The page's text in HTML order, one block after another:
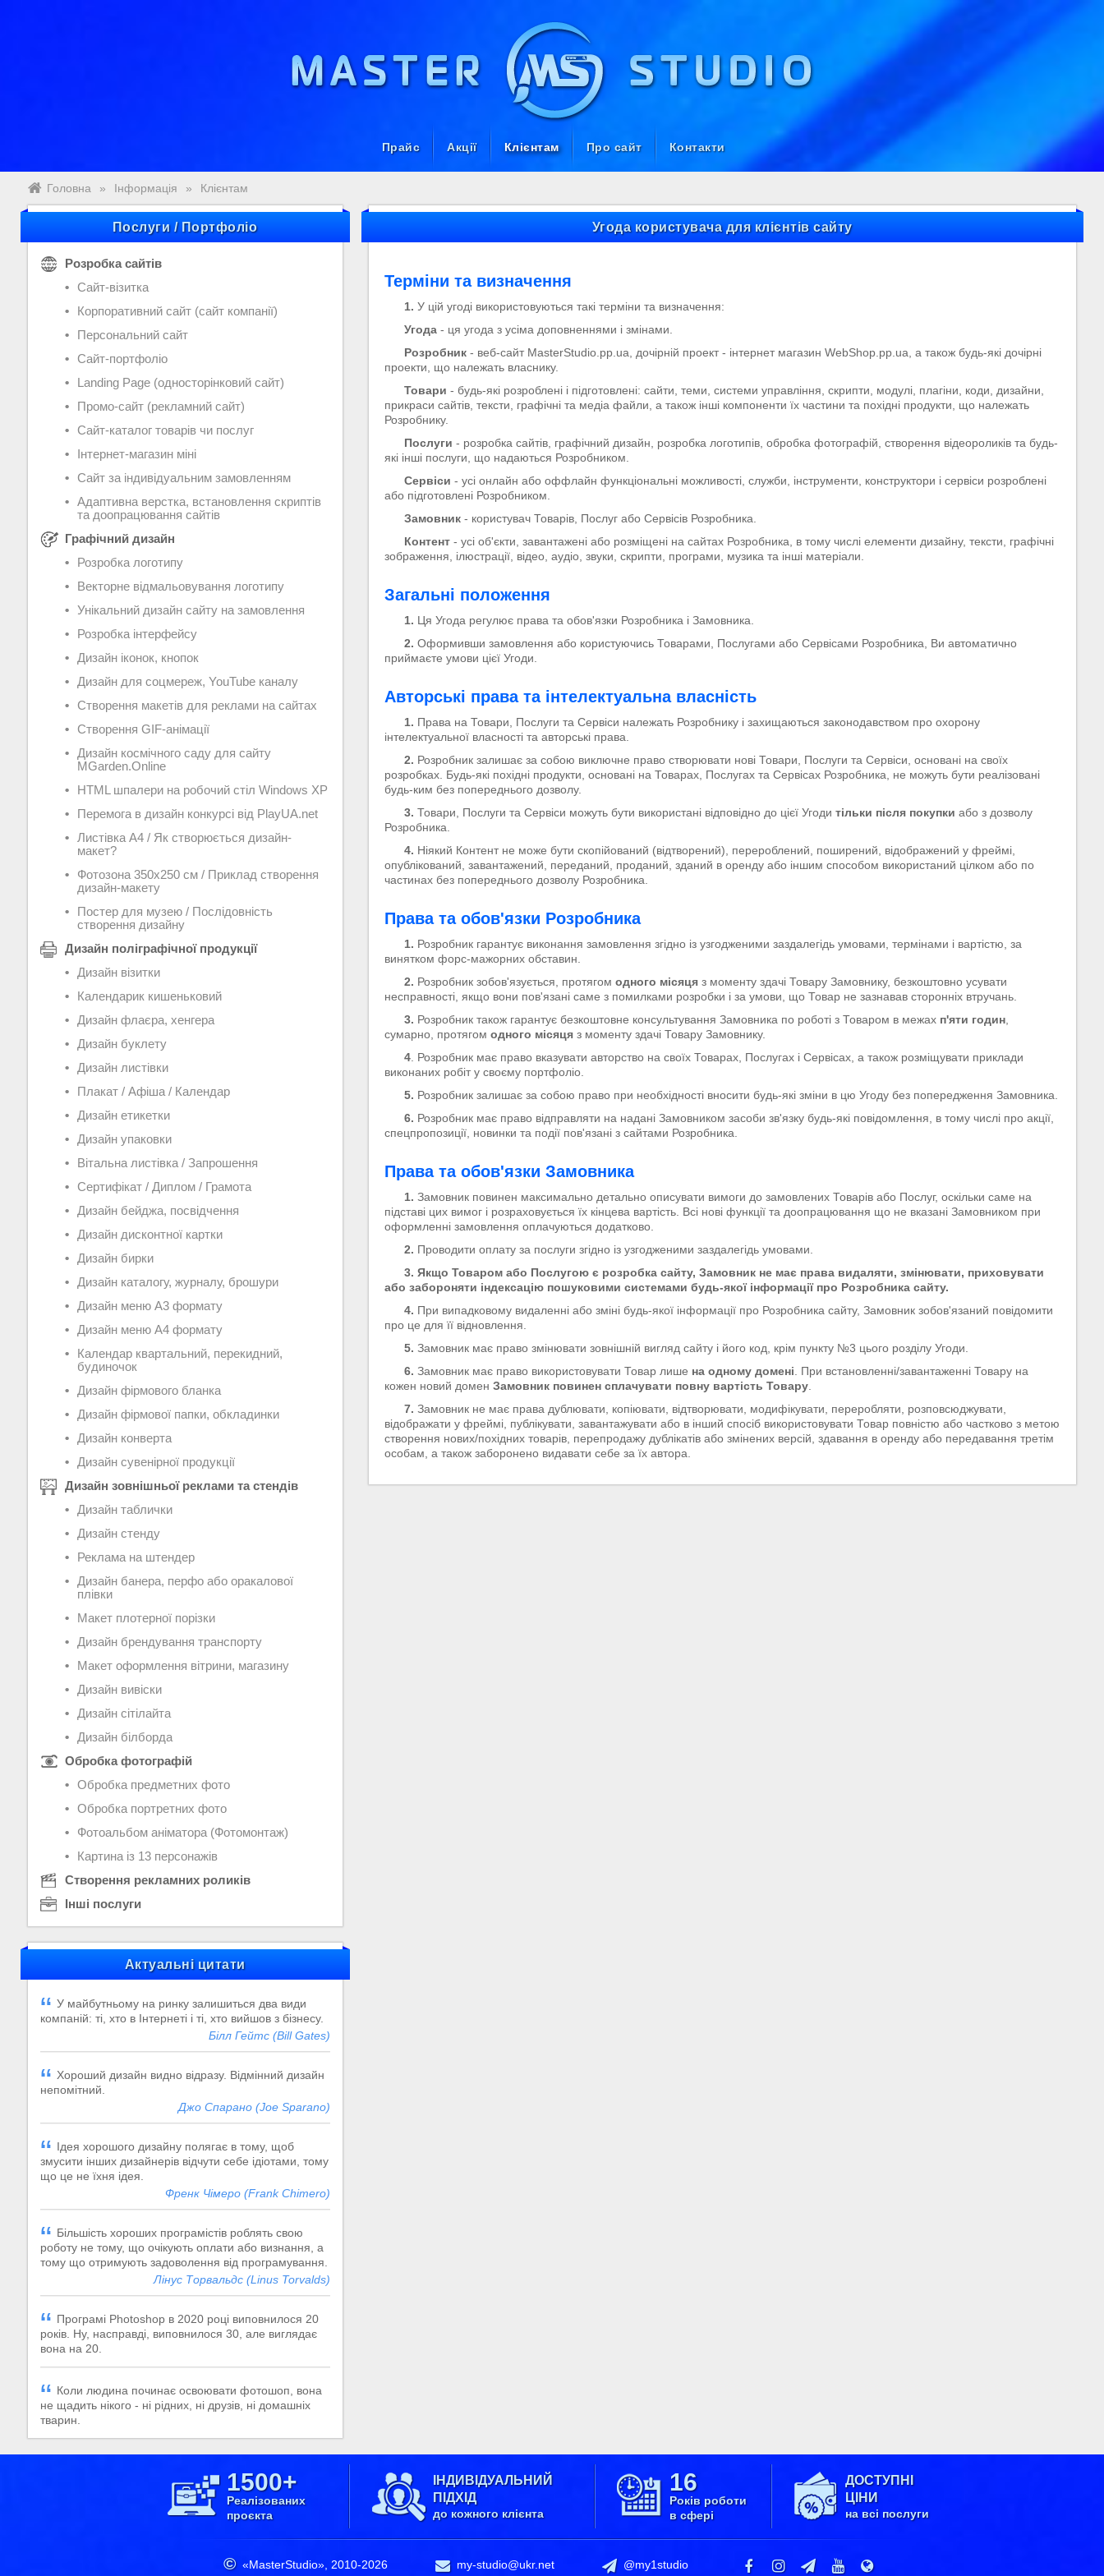
Прайс Акції Клієнтам Про сайт Контакти
Головна » Інформація » Клієнтам
Послуги / Портфоліо
Розробка сайтів
Сайт-візитка
Корпоративний сайт (сайт компанії)
Персональний сайт
Сайт-портфоліо
Landing Page (односторінковий сайт)
Промо-сайт (рекламний сайт)
Сайт-каталог товарів чи послуг
Інтернет-магазин міні
Сайт за індивідуальним замовленням
Адаптивна верстка, встановлення скриптів
та доопрацювання сайтів
Графічний дизайн
Розробка логотипу
Векторне відмальовування логотипу
Унікальний дизайн сайту на замовлення
Розробка інтерфейсу
Дизайн іконок, кнопок
Дизайн для соцмереж, YouTube каналу
Створення макетів для реклами на сайтах
Створення GIF-анімації
Дизайн космічного саду для сайту
MGarden.Online
HTML шпалери на робочий стіл Windows XP
Перемога в дизайн конкурсі від PlayUA.net
Листівка А4 / Як створюється дизайн-
макет?
Фотозона 350х250 см / Приклад створення
дизайн-макету
Постер для музею / Послідовність
створення дизайну
Дизайн поліграфічної продукції
Дизайн візитки
Календарик кишеньковий
Дизайн флаєра, хенгера
Дизайн буклету
Дизайн листівки
Плакат / Афіша / Календар
Дизайн етикетки
Дизайн упаковки
Вітальна листівка / Запрошення
Сертифікат / Диплом / Грамота
Дизайн бейджа, посвідчення
Дизайн дисконтної картки
Дизайн бирки
Дизайн каталогу, журналу, брошури
Дизайн меню А3 формату
Дизайн меню А4 формату
Календар квартальний, перекидний,
будиночок
Дизайн фірмового бланка
Дизайн фірмової папки, обкладинки
Дизайн конверта
Дизайн сувенірної продукції
Дизайн зовнішньої реклами та стендів
Дизайн таблички
Дизайн стенду
Реклама на штендер
Дизайн банера, перфо або оракалової
плівки
Макет плотерної порізки
Дизайн брендування транспорту
Макет оформлення вітрини, магазину
Дизайн вивіски
Дизайн сітілайта
Дизайн білборда
Обробка фотографій
Обробка предметних фото
Обробка портретних фото
Фотоальбом аніматора (Фотомонтаж)
Картина із 13 персонажів
Створення рекламних роликів
Інші послуги
Актуальні цитати
У майбутньому на ринку залишиться два види
компаній: ті, хто в Інтернеті і ті, хто вийшов з бізнесу.
Білл Гейтс (Bill Gates)
Хороший дизайн видно відразу. Відмінний дизайн
непомітний.
Джо Спарано (Joe Sparano)
Ідея хорошого дизайну полягає в тому, щоб
змусити інших дизайнерів відчути себе ідіотами, тому
що це не їхня ідея.
Френк Чімеро (Frank Chimero)
Більшість хороших програмістів роблять свою
роботу не тому, що очікують оплати або визнання, а
тому що отримують задоволення від програмування.
Лінус Торвальдс (Linus Torvalds)
Програмі Photoshop в 2020 році виповнилося 20
років. Ну, насправді, виповнилося 30, але виглядає
вона на 20.
Коли людина починає освоювати фотошоп, вона
не щадить нікого - ні рідних, ні друзів, ні домашніх
тварин.
Угода користувача для клієнтів сайту
Терміни та визначення
1. У цій угоді використовуються такі терміни та визначення:
Угода - ця угода з усіма доповненнями і змінами.
Розробник - веб-сайт MasterStudio.pp.ua, дочірній проект - інтернет магазин WebShop.pp.ua, а також будь-які дочірні
проекти, що належать власнику.
Товари - будь-які розроблені і підготовлені: сайти, теми, системи управління, скрипти, модулі, плагіни, коди, дизайни,
прикраси сайтів, тексти, графічні та медіа файли, а також інші компоненти їх частини та похідні продукти, що належать
Розробнику.
Послуги - розробка сайтів, графічний дизайн, розробка логотипів, обробка фотографій, створення відеороликів та будь-
які інші послуги, що надаються Розробником.
Сервіси - усі онлайн або оффлайн функціональні можливості, служби, інструменти, конструктори і сервіси розроблені
або підготовлені Розробником.
Замовник - користувач Товарів, Послуг або Сервісів Розробника.
Контент - усі об'єкти, завантажені або розміщені на сайтах Розробника, в тому числі елементи дизайну, тексти, графічні
зображення, ілюстрації, відео, аудіо, звуки, скрипти, програми, музика та інші матеріали.
Загальні положення
1. Ця Угода регулює права та обов'язки Розробника і Замовника.
2. Оформивши замовлення або користуючись Товарами, Послугами або Сервісами Розробника, Ви автоматично
приймаєте умови цієї Угоди.
Авторські права та інтелектуальна власність
1. Права на Товари, Послуги та Сервіси належать Розробнику і захищаються законодавством про охорону
інтелектуальної власності та авторські права.
2. Розробник залишає за собою виключне право створювати нові Товари, Послуги та Сервіси, основані на своїх
розробках. Будь-які похідні продукти, основані на Товарах, Послугах та Сервісах Розробника, не можуть бути реалізовані
будь-ким без попереднього дозволу.
3. Товари, Послуги та Сервіси можуть бути використані відповідно до цієї Угодитільки після покупки або з дозволу
Розробника.
4. Ніякий Контент не може бути скопійований (відтворений), перероблений, поширений, відображений у фреймі,
опублікований, завантажений, переданий, проданий, зданий в оренду або іншим способом використаний цілком або по
частинах без попереднього дозволу Розробника.
Права та обов'язки Розробника
1. Розробник гарантує виконання замовлення згідно із узгодженими заздалегідь умовами, термінами і вартістю, за
винятком форс-мажорних обставин.
2. Розробник зобов'язується, протягомодного місяця з моменту здачі Товару Замовнику, безкоштовно усувати
несправності, якщо вони пов'язані саме з помилками розробки і за умови, що Товар не зазнавав сторонніх втручань.
3. Розробник також гарантує безкоштовне консультування Замовника по роботі з Товаром в межах п'яти годин
сумарно, протягом одного місяцяз моменту здачі Товару Замовнику.
4 . Розробник має право вказувати авторство на своїх Товарах, Послугах і Сервісах, а також розміщувати приклади
виконаних робіт у своєму портфоліо.
5. Розробник залишає за собою право при необхідності вносити будь-які зміни в цю Угоду без попередження Замовника.
6. Розробник має право відправляти на надані Замовником засоби зв'язку будь-які повідомлення, в тому числі про акції,
спецпропозиції, новинки та події пов'язані з сайтами Розробника.
Права та обов'язки Замовника
1. Замовник повинен максимально детально описувати вимоги до замовлених Товарів або Послуг, оскільки саме на
підставі цих вимог і розраховується їх кінцева вартість. Всі нові функції та доопрацювання що не вказані Замовником при
оформленні замовлення оплачуються додатково.
2. Проводити оплату за послуги згідно із узгодженими заздалегідь умовами.
3. Якщо Товаром або Послугою є розробка сайту, Замовник не має права видаляти, змінювати, приховувати
або забороняти індексацію пошуковими системами будь-якої інформації про Розробника сайту.
4. При випадковому видаленні або зміні будь-якої інформації про Розробника сайту, Замовник зобов'язаний повідомити
про це для її відновлення.
5. Замовник має право змінювати зовнішній вигляд сайту і його код, крім пункту №3 цього розділу Угоди.
6. Замовник має право використовувати Товар лише на одному домені . При встановленні/завантаженні Товару на
кожен новий домен Замовник повинен сплачувати повну вартість Товару.
7. Замовник не має права дублювати, копіювати, відтворювати, модифікувати, переробляти, розповсюджувати,
відображати у фреймі, публікувати, завантажувати або в інший спосіб використовувати Товар повністю або частково з метою
створення нових/похідних товарів, перепродажу дублікатів або змінених версій, здавання в оренду або передавання третім
особам, а також заборонено видавати себе за їх автора.
1500+
Реалізованих
проєкта
ІНДИВІДУАЛЬНИЙ
ПІДХІД
до кожного клієнта
16
Років роботи
в сфері
ДОСТУПНІ
ЦІНИ
на всі послуги
«MasterStudio»,2010-2026 my-studio@ukr.net @my1studio